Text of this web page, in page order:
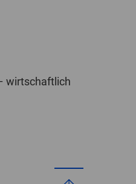
wirtschaftlich